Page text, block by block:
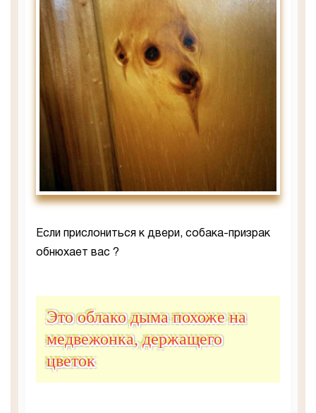
Если прислониться к двери, собака-призрак
обнюхает вас ?
Это облако дыма похоже на
медвежонка, держащего
цветок